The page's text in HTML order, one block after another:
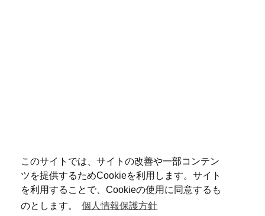
このサイトでは、サイトの改善や一部コンテン
ツを提供するためCookieを利用します。サイト
を利用することで、Cookieの使用に同意するも
のとします。
個人情報保護方針